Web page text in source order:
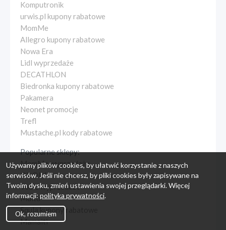
Komputronik
urwis.pl kupony rabatowe
MomMe
Allegro kupony rabatowe
Nowa Era
Lidl wyprzedaże
DECATHLON
Biedronka kupony rabatowe
Pakamera
Neonet promocje
Trefl
Mustache.pl kody rabatowe
Popularne sklepy:
MomMe wyprzedaże
OleOle!
Vobis wyprzedaże
Multu
Squla kupony rabatowe
Mamaiti
Używamy plików cookies, by ułatwić korzystanie z naszych
serwisów. Jeśli nie chcesz, by pliki cookies były zapisywane na
Twoim dysku, zmień ustawienia swojej przeglądarki. Więcej
informacji: polityka prywatności.
Ok, rozumiem